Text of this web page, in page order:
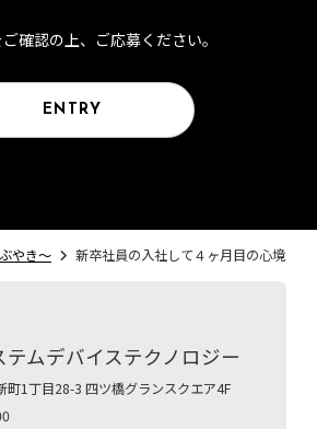
確認の上、ご応募ください。
ENTRY
やき〜 新卒社員の入社して４ヶ月目の心境
ムデバイステクノロジー
町1丁目28-3 四ツ橋グランスクエア4F